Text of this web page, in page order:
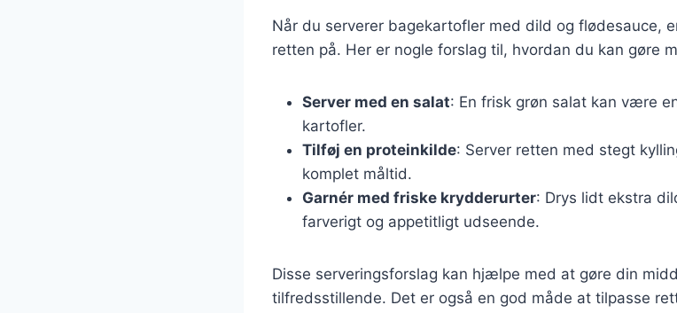
Når du serverer bagekartofler med dild og flødesauce,
retten på. Her er nogle forslag til, hvordan du kan gøre
Server med en salat: En frisk grøn salat kan være
kartofler.
Tilføj en proteinkilde: Server retten med stegt
komplet måltid.
Garnér med friske krydderurter: Drys lidt ekstra
farverigt og appetitligt udseende.
Disse serveringsforslag kan hjælpe med at gøre din
tilfredsstillende. Det er også en god måde at tilpasse